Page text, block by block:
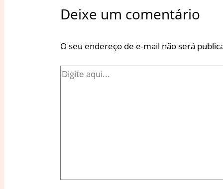
Deixe um comentário
O seu endereço de e-mail não será
Digite